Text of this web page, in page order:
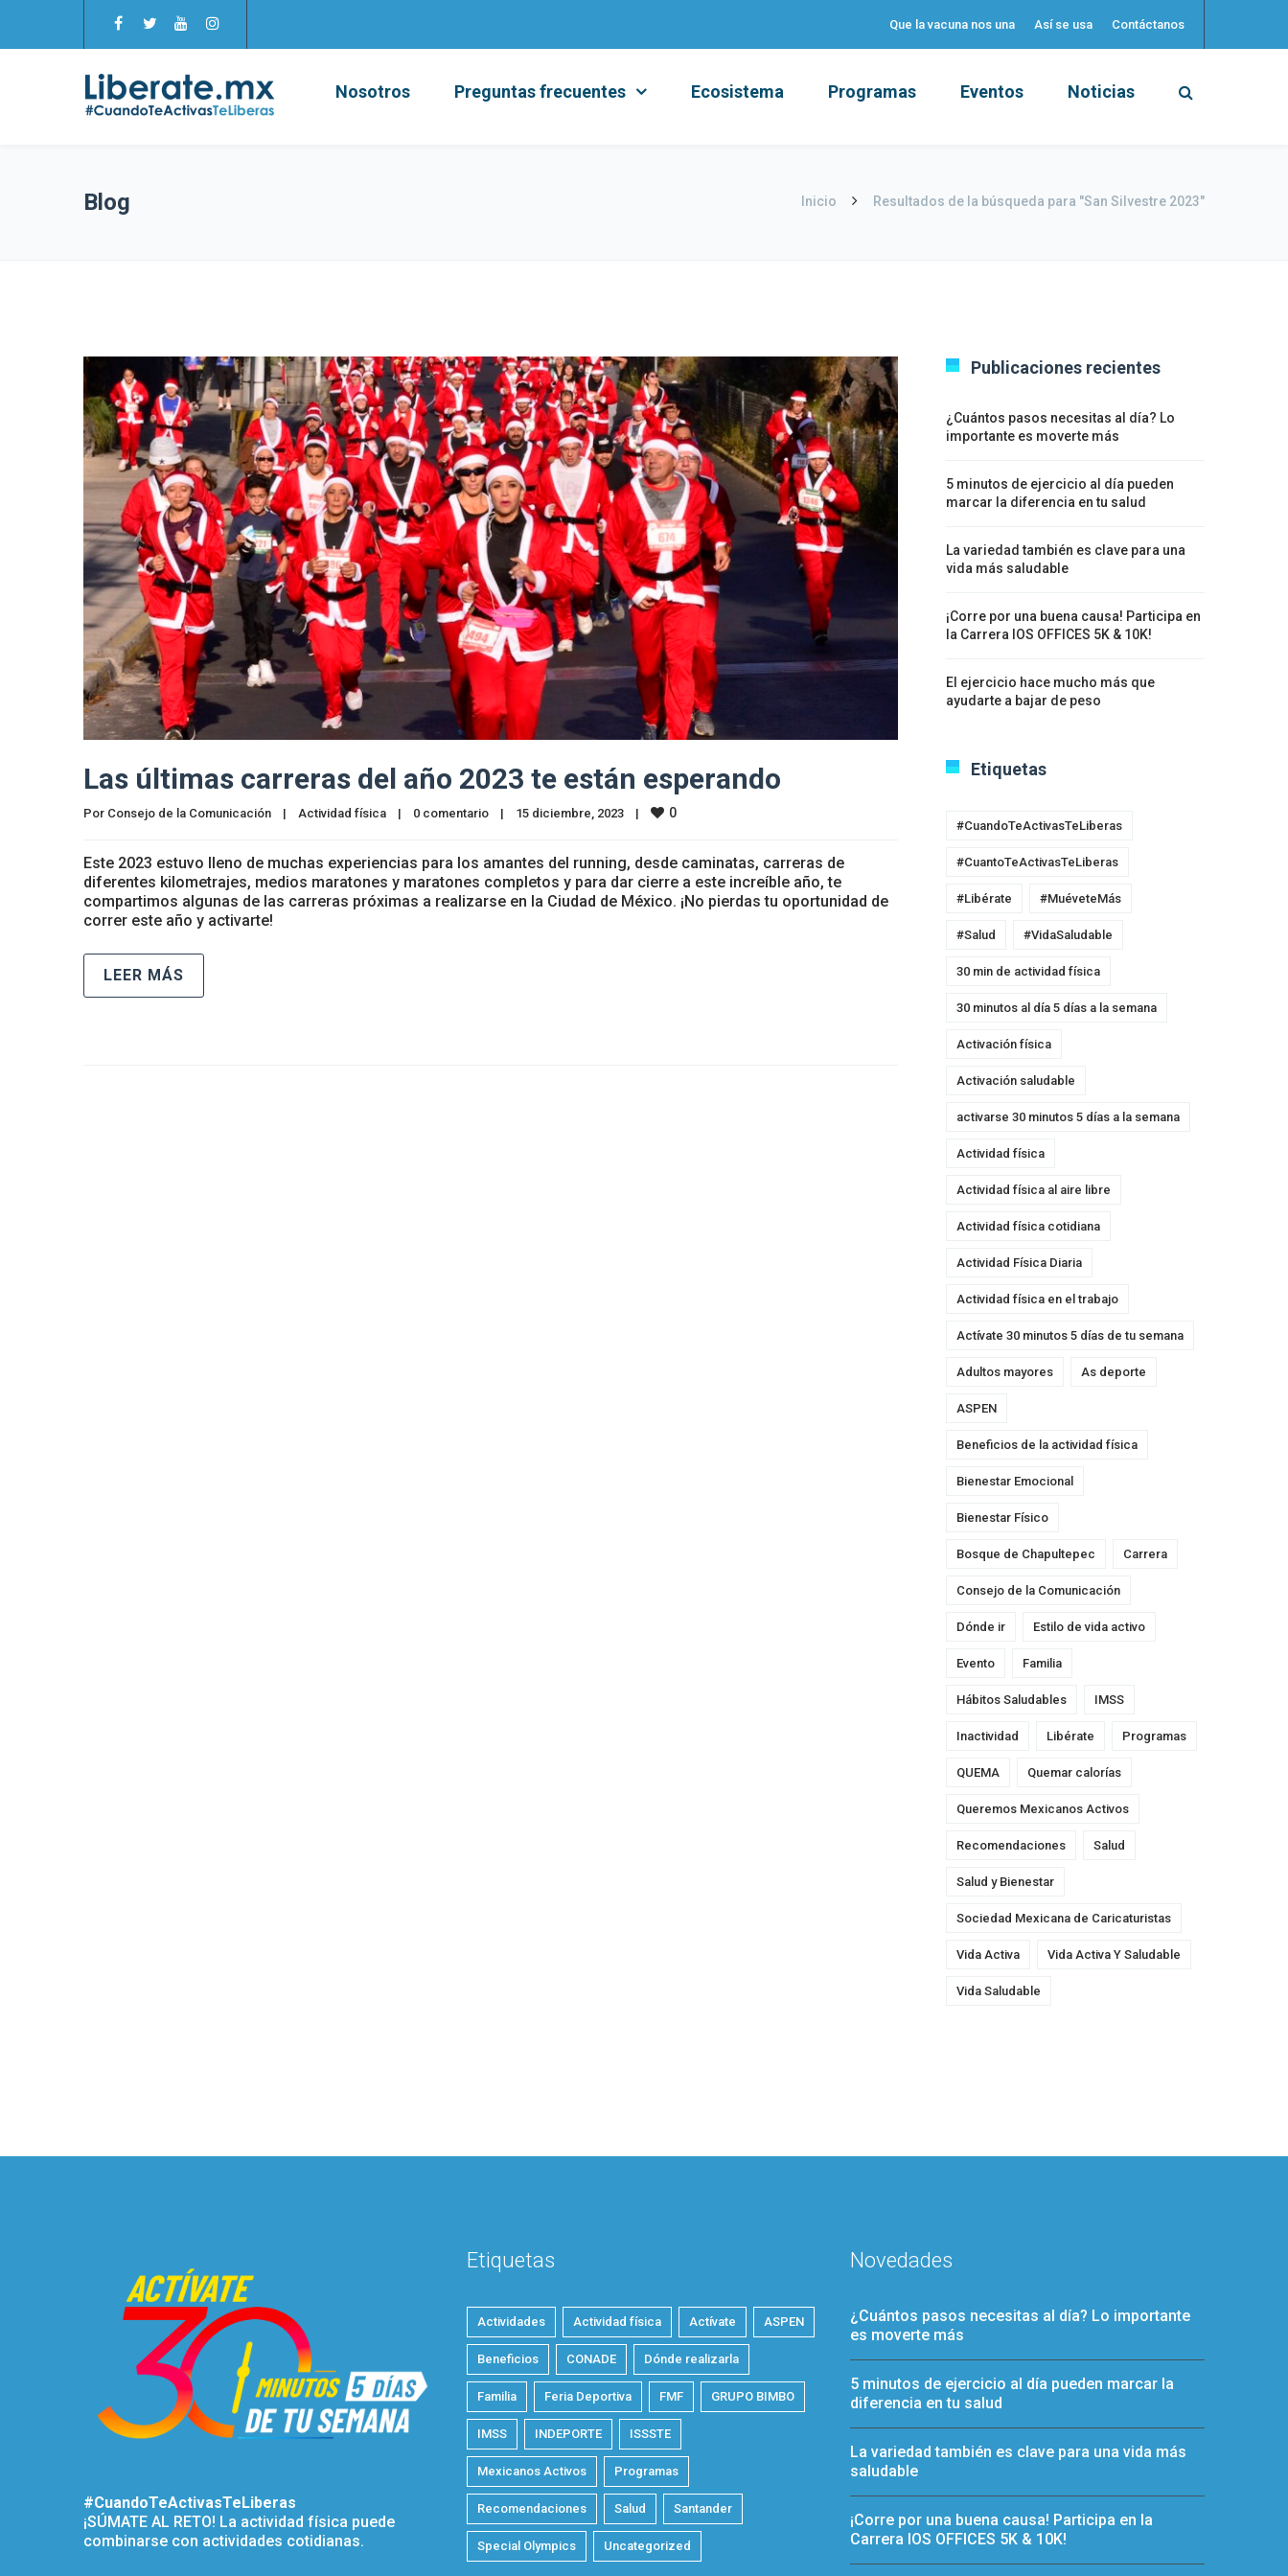
Que la vacuna nos una Así se usa Contáctanos
Nosotros Preguntas frecuentes Ecosistema Programas Eventos Noticias
Blog Inicio Resultados de la búsqueda para "San Silvestre 2023"
Las últimas carreras del año 2023 te están esperando
Por Consejo de la Comunicación | Actividad física | 0 comentario | 15 diciembre, 2023 | 0
Este 2023 estuvo lleno de muchas experiencias para los amantes del running, desde caminatas, carreras de
diferentes kilometrajes, medios maratones y maratones completos y para dar cierre a este increíble año, te
compartimos algunas de las carreras próximas a realizarse en la Ciudad de México. ¡No pierdas tu oportunidad de
correr este año y activarte!
LEER MÁS
Publicaciones recientes
¿Cuántos pasos necesitas al día? Lo
importante es moverte más
5 minutos de ejercicio al día pueden
marcar la diferencia en tu salud
La variedad también es clave para una
vida más saludable
¡Corre por una buena causa! Participa en
la Carrera IOS OFFICES 5K & 10K!
El ejercicio hace mucho más que
ayudarte a bajar de peso
Etiquetas
#CuandoTeActivasTeLiberas
#CuantoTeActivasTeLiberas
#Libérate #MuéveteMás
#Salud #VidaSaludable
30 min de actividad física
30 minutos al día 5 días a la semana
Activación física
Activación saludable
activarse 30 minutos 5 días a la semana
Actividad física
Actividad física al aire libre
Actividad física cotidiana
Actividad Física Diaria
Actividad física en el trabajo
Actívate 30 minutos 5 días de tu semana
Adultos mayores As deporte
ASPEN
Beneficios de la actividad física
Bienestar Emocional
Bienestar Físico
Bosque de Chapultepec Carrera
Consejo de la Comunicación
Dónde ir Estilo de vida activo
Evento Familia
Hábitos Saludables IMSS
Inactividad Libérate Programas
QUEMA Quemar calorías
Queremos Mexicanos Activos
Recomendaciones Salud
Salud y Bienestar
Sociedad Mexicana de Caricaturistas
Vida Activa Vida Activa Y Saludable
Vida Saludable
#CuandoTeActivasTeLiberas
¡SÚMATE AL RETO! La actividad física puede
combinarse con actividades cotidianas.
Etiquetas
Actividades Actividad física Actívate ASPEN
Beneficios CONADE Dónde realizarla
Familia Feria Deportiva FMF GRUPO BIMBO
IMSS INDEPORTE ISSSTE
Mexicanos Activos Programas
Recomendaciones Salud Santander
Special Olympics Uncategorized
Novedades
¿Cuántos pasos necesitas al día? Lo importante
es moverte más
5 minutos de ejercicio al día pueden marcar la
diferencia en tu salud
La variedad también es clave para una vida más
saludable
¡Corre por una buena causa! Participa en la
Carrera IOS OFFICES 5K & 10K!